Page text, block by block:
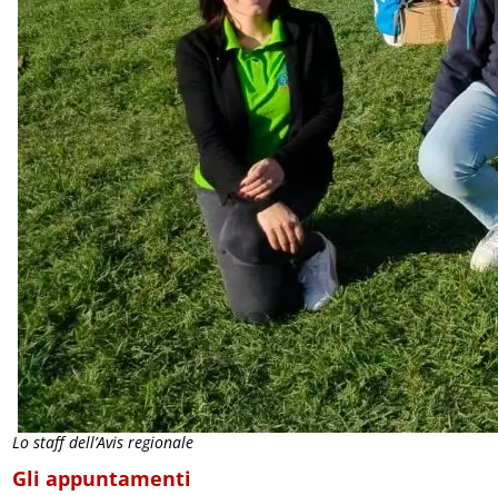
Lo staff dell’Avis regionale
Gli appuntamenti